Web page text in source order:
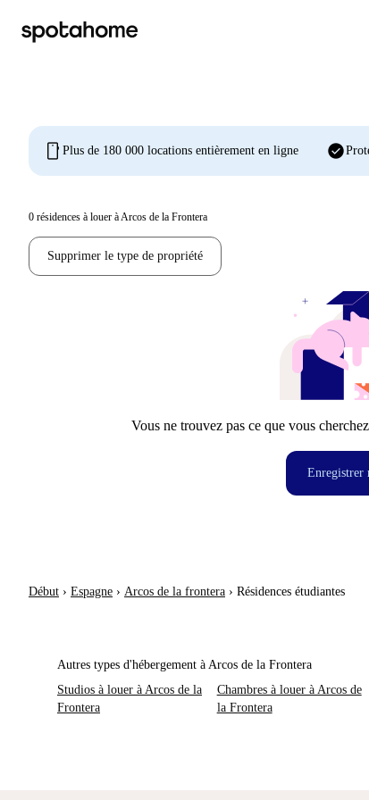
mobile Plus de 180 000 locations entièrement en ligne check_circle
0 résidences à louer à Arcos de la Frontera
Supprimer le type de propriété
Vous ne trouvez pas ce que vous
Enregistrer
Début › Espagne › Arcos de la frontera › Résidences étudiantes
Autres types d'hébergement à Arcos de la Frontera
Studios à louer à Arcos de la
Frontera
Chambres à louer à Arcos de
la Frontera